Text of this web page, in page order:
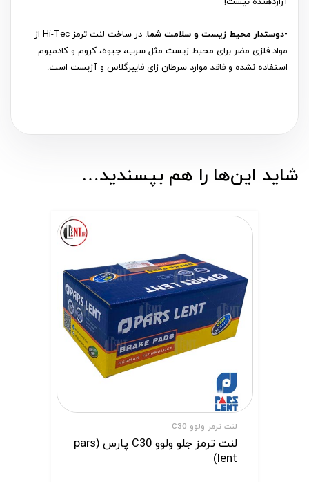
-دوستدار محیط زیست و سلامت شما:
در ساخت لنت ترمز Hi-Tec از
مواد فلزی مضر برای محیط زیست مثل سرب، جیوه، کروم و کادمیوم
استفاده نشده و فاقد موارد سرطان زای فایبرگلاس و آزبست است.
شاید این‌ها را هم بپسندید…
لنت ترمز ولوو C30
لنت ترمز جلو ولوو C30 پارس (pars
lent)